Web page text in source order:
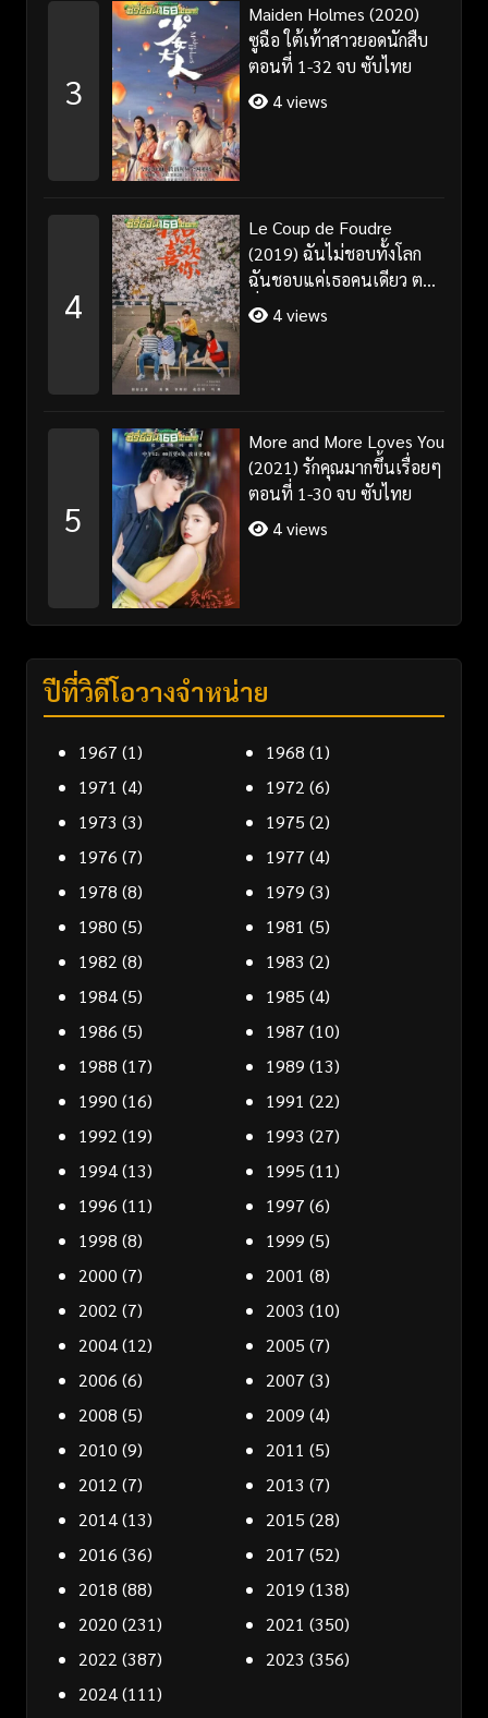
3
Maiden Holmes (2020)
ซูฉือ ใต้เท้าสาวยอดนักสืบ
ตอนที่ 1-32 จบ ซับไทย
4 views
4
Le Coup de Foudre
(2019) ฉันไม่ชอบทั้งโลก
ฉันชอบแค่เธอคนเดียว ตอน
ที่ 1-35 จบ ซับไทย
4 views
5
More and More Loves You
(2021) รักคุณมากขึ้นเรื่อยๆ
ตอนที่ 1-30 จบ ซับไทย
4 views
ปีที่วิดีโอวางจำหน่าย
1967 (1) 1968 (1)
1971 (4) 1972 (6)
1973 (3) 1975 (2)
1976 (7) 1977 (4)
1978 (8) 1979 (3)
1980 (5) 1981 (5)
1982 (8) 1983 (2)
1984(5) 1985 (4)
1986 (5) 1987 (10)
1988 (17) 1989 (13)
1990 (16) 1991 (22)
1992 (19) 1993 (27)
1994(13) 1995 (11)
1996 (11) 1997 (6)
1998 (8) 1999 (5)
2000 (7) 2001 (8)
2002 (7) 2003 (10)
2004(12) 2005 (7)
2006 (6) 2007 (3)
2008 (5) 2009 (4)
2010 (9) 2011 (5)
2012 (7) 2013 (7)
2014(13) 2015 (28)
2016 (36) 2017 (52)
2018 (88) 2019 (138)
2020 (231) 2021 (350)
2022 (387) 2023 (356)
2024(111)